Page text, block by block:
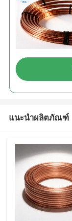
แนะนำผลิตภัณฑ์